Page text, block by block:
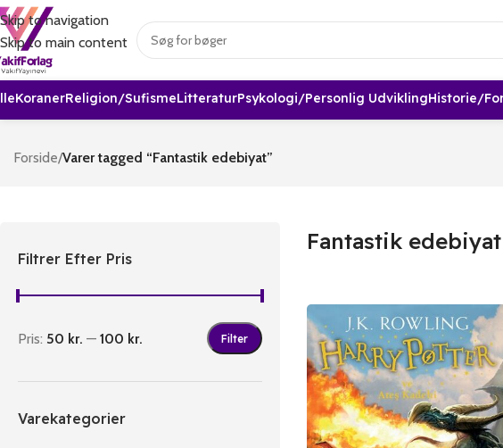
Skip to navigation
Skip to main content
KoranerReligion/sufismeLitteraturPsykologi/Personlig UdviklingHistorie/
Forside/Varer tagged “Fantastik edebiyat”
Filtrer Efter Pris
Filter
Pris: 50 kr. — 100 kr.
Varekategorier
Fantastik edebiyat